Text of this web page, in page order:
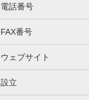
電話番号
FAX番号
ウェブサイト
設立